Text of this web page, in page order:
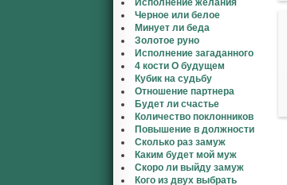
Исполнение желания
Черное или белое
Минует ли беда
Золотое руно
Исполнение загаданного
4 кости О будущем
Кубик на судьбу
Отношение партнера
Будет ли счастье
Количество поклонников
Повышение в должности
Сколько раз замуж
Каким будет мой муж
Скоро ли выйду замуж
Кого из двух выбрать